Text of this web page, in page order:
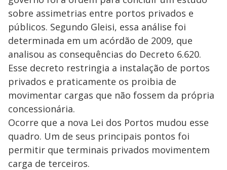
sobre assimetrias entre portos privados e
públicos. Segundo Gleisi, essa análise foi
determinada em um acórdão de 2009, que
analisou as consequências do Decreto 6.620.
Esse decreto restringia a instalação de portos
privados e praticamente os proibia de
movimentar cargas que não fossem da própria
concessionária.
Ocorre que a nova Lei dos Portos mudou esse
quadro. Um de seus principais pontos foi
permitir que terminais privados movimentem
carga de terceiros.